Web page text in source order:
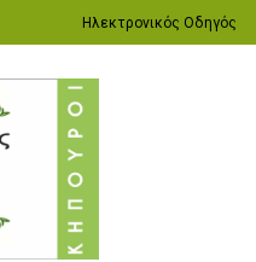
Ηλεκτρονικός Οδηγός